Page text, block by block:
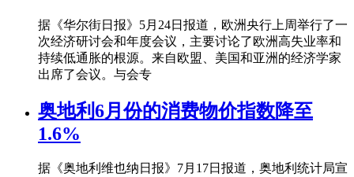
据《华尔街日报》5月24日报道，欧洲央行上周举行了一
次经济研讨会和年度会议，主要讨论了欧洲高失业率和
持续低通胀的根源。来自欧盟、美国和亚洲的经济学家
出席了会议。与会专
奥地利6月份的消费物价指数降至
1.6%
据《奥地利维也纳日报》7月17日报道，奥地利统计局宣